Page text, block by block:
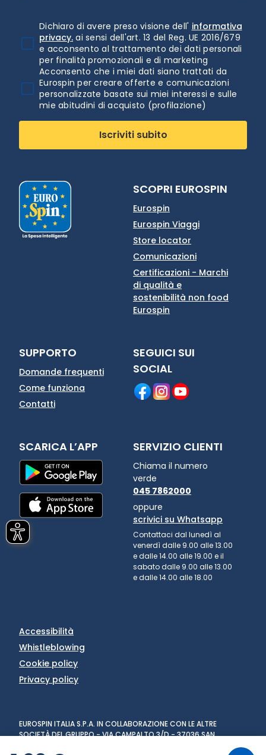
Dichiaro di avere preso visione dell' informativa
privacy. ai sensi dell'art. 13 del Reg. UE 2016/679
e acconsento al trattamento dei dati personali
per finalità promozionali e di marketing
Acconsento che i miei dati siano trattati da
Eurospin per creare offerte e comunicazioni
personalizzate basate sui miei interessi e sulle
mie abitudini di acquisto (profilazione)
Iscriviti subito
SCOPRI EUROSPIN
Eurospin
Eurospin Viaggi
Store locator
Comunicazioni
Certificazioni - Marchi
di qualità e
sostenibilità non food
Eurospin
SUPPORTO
Domande frequenti
Come funziona
Contatti
SEGUICI SUI
SOCIAL
SCARICA L’APP SERVIZIO CLIENTI
Chiama il numero
verde
045 7862000
oppure
scrivici su Whatsapp
Contattaci dal lunedì al
venerdì dalle 9.00 alle 13.00
e dalle 14.00 alle 19.00 e il
sabato dalle 9.00 alle 13.00
e dalle 14.00 alle 18.00
Accessibilità
Whistleblowing
Cookie policy
Privacy policy
EUROSPIN ITALIA S.P.A. IN COLLABORAZIONE CON LE ALTRE
SOCIETÀ DEL GRUPPO - VIA CAMPALTO 3/D - 37036 SAN
MARTINO BUON ALBERGO (VR) - FAX +39 045 8782333 - PARTITA